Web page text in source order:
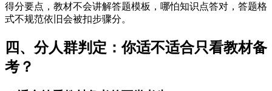
得分要点，教材不会讲解答题模板，哪怕知识点答对，答题格
式不规范依旧会被扣步骤分。
四、分人群判定：你适不适合只看教材备
考？